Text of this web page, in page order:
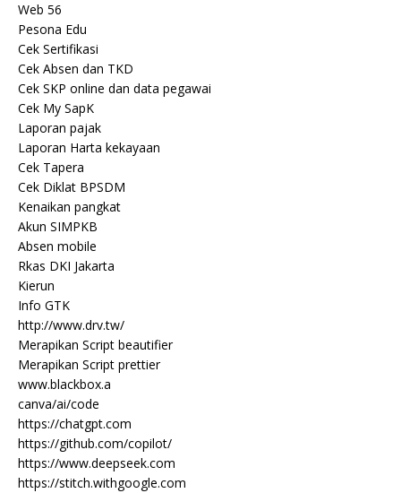
Web 56
Pesona Edu
Cek Sertifikasi
Cek Absen dan TKD
Cek SKP online dan data pegawai
Cek My SapK
Laporan pajak
Laporan Harta kekayaan
Cek Tapera
Cek Diklat BPSDM
Kenaikan pangkat
Akun SIMPKB
Absen mobile
Rkas DKI Jakarta
Kierun
Info GTK
http://www.drv.tw/
Merapikan Script beautifier
Merapikan Script prettier
www.blackbox.a
canva/ai/code
https://chatgpt.com
https://github.com/copilot/
https://www.deepseek.com
https://stitch.withgoogle.com